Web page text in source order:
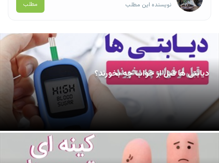
نویسنده این مطلب مطلب
دیابتی ها قبل از خواب چه بخورند؟